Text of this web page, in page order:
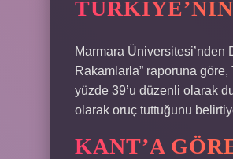
Marmara Üniversitesi’nden
Rakamlarla” raporuna göre,
yüzde 39’u düzenli olarak
olarak oruç tuttuğunu
KANT’A